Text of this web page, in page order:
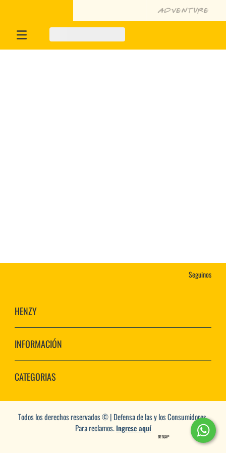
Seguinos
HENZY
INFORMACIÓN
CATEGORIAS
Todos los derechos reservados © | Defensa de las y los Consumidores.
Para reclamos.Ingrese aquí